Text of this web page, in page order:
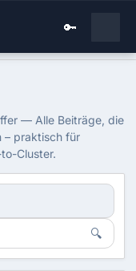
🔑
— Alle Beiträge, die
– praktisch für
Cluster.
🔍